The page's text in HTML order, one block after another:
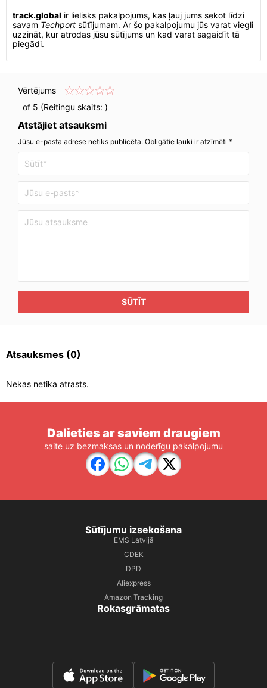
track.global ir lielisks pakalpojums, kas ļauj jums sekot līdzi
savam Techport sūtījumam. Ar šo pakalpojumu jūs varat viegli
uzzināt, kur atrodas jūsu sūtījums un kad varat sagaidīt tā
piegādi.
Vērtējums
of 5 (Reitingu skaits: )
Atstājiet atsauksmi
Jūsu e-pasta adrese netiks publicēta. Obligātie lauki ir atzīmēti *
SŪTĪT
Atsauksmes (0)
Nekas netika atrasts.
Dalieties ar saviem draugiem
saite uz bezmaksas un noderīgu pakalpojumu
Sūtījumu izsekošana
EMS Latvijā
CDEK
DPD
Aliexpress
Amazon Tracking
Rokasgrāmatas